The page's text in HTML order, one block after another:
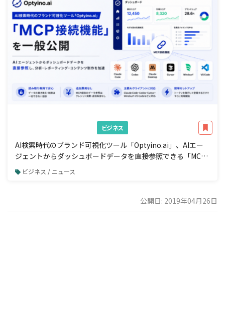
ビジネス
AI検索時代のブランド可視化ツール「Optyino.ai」、AIエー
ジェントからダッシュボードデータを直接参照できる「MCP
接続」機能を一般公開
ビジネス / ニュース
公開日: 2019年04月26日